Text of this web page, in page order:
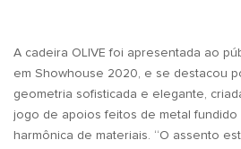
A cadeira OLIVE foi apresentada ao
em Showhouse 2020, e se destacou
geometria sofisticada e elegante,
jogo de apoios feitos de metal fundido
harmônica de materiais. “O assento